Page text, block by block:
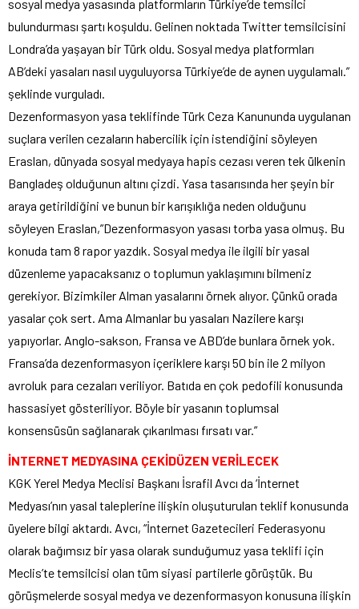
sosyal medya yasasında platformların Türkiye’de temsilci
bulundurması şartı koşuldu. Gelinen noktada Twitter temsilcisini
Londra’da yaşayan bir Türk oldu. Sosyal medya platformları
AB’deki yasaları nasıl uyguluyorsa Türkiye’de de aynen uygulamalı.”
şeklinde vurguladı.
Dezenformasyon yasa teklifinde Türk Ceza Kanununda uygulanan
suçlara verilen cezaların habercilik için istendiğini söyleyen
Eraslan, dünyada sosyal medyaya hapis cezası veren tek ülkenin
Bangladeş olduğunun altını çizdi. Yasa tasarısında her şeyin bir
araya getirildiğini ve bunun bir karışıklığa neden olduğunu
söyleyen Eraslan,”Dezenformasyon yasası torba yasa olmuş. Bu
konuda tam 8 rapor yazdık. Sosyal medya ile ilgili bir yasal
düzenleme yapacaksanız o toplumun yaklaşımını bilmeniz
gerekiyor. Bizimkiler Alman yasalarını örnek alıyor. Çünkü orada
yasalar çok sert. Ama Almanlar bu yasaları Nazilere karşı
yapıyorlar. Anglo-sakson, Fransa ve ABD’de bunlara örnek yok.
Fransa’da dezenformasyon içeriklere karşı 50 bin ile 2 milyon
avroluk para cezaları veriliyor. Batıda en çok pedofili konusunda
hassasiyet gösteriliyor. Böyle bir yasanın toplumsal
konsensüsün sağlanarak çıkarılması fırsatı var.”
İNTERNET MEDYASINA ÇEKİDÜZEN VERİLECEK
KGK Yerel Medya Meclisi Başkanı İsrafil Avcı da ‘İnternet
Medyası’nın yasal taleplerine ilişkin oluşuturulan teklif konusunda
üyelere bilgi aktardı. Avcı, “İnternet Gazetecileri Federasyonu
olarak bağımsız bir yasa olarak sunduğumuz yasa teklifi için
Meclis’te temsilcisi olan tüm siyasi partilerle görüştük. Bu
görüşmelerde sosyal medya ve dezenformasyon konusuna ilişkin